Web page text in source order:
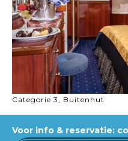
Categorie 3, Buitenhut
Voor info & reservatie: